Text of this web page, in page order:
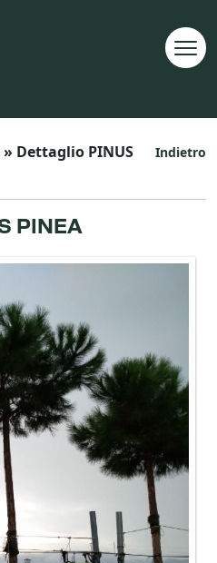
Indietro
» Dettaglio PINUS
PINEA